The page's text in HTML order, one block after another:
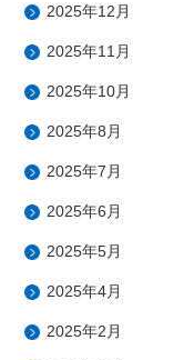
2025年12月
2025年11月
2025年10月
2025年8月
2025年7月
2025年6月
2025年5月
2025年4月
2025年2月